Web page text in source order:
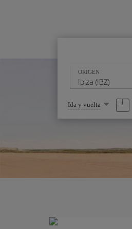
ORIGEN
Seleccione
una
opción
Ida y vuelta